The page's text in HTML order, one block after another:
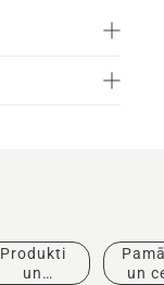
Produkti
un
un